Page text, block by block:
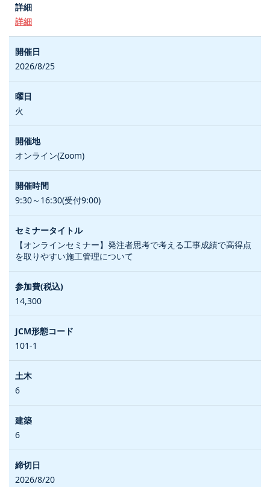
詳細
2026/8/25
火
オンライン(Zoom)
9:30～16:30(受付9:00)
【オンラインセミナー】発注者思考で考える工事成績で高得点
を取りやすい施工管理について
14,300
101-1
6
6
2026/8/20